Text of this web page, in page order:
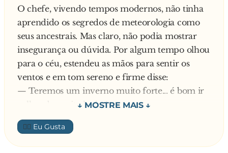
dormimos completamente nus e, assim que eu
acordo, olho pro p**... dele. Se estiver pro lado
esquerdo, não vai chover! Então eu estendo as
roupas tranquilamente. Agora, se o danado
estiver pro lado direito, é chuva na certa! Aí eu
deixo pra estender as roupas no dia seguinte!
— Tá brincaaaaaando! — exclamou Sofia, de
boca aberta — Mas pera um pouco! E se o p**...
— Ah, vocês acham que eu vou lavar roupa
O chefe, vivendo tempos modernos, não tinha
aprendido os segredos de meteorologia como
seus ancestrais. Mas claro, não podia mostrar
insegurança ou dúvida. Por algum tempo olhou
para o céu, estendeu as mãos para sentir os
ventos e em tom sereno e firme disse:
— Teremos um inverno muito forte... é bom ir
colhendo muita lenha!
No dia seguinte, preocupado com o chute, foi
ao telefone e ligou para o Serviço Nacional de
Meteorologia e ouviu a resposta:
👍🏼